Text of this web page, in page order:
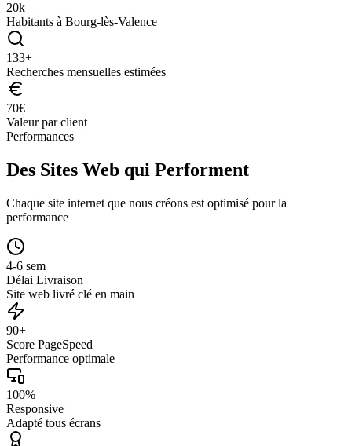
20k
Habitants à Bourg-lès-Valence
133+
Recherches mensuelles estimées
70€
Valeur par client
Performances
Des Sites Web qui Performent
Chaque site internet que nous créons est optimisé pour la
performance
4-6 sem
Délai Livraison
Site web livré clé en main
90+
Score PageSpeed
Performance optimale
100%
Responsive
Adapté tous écrans